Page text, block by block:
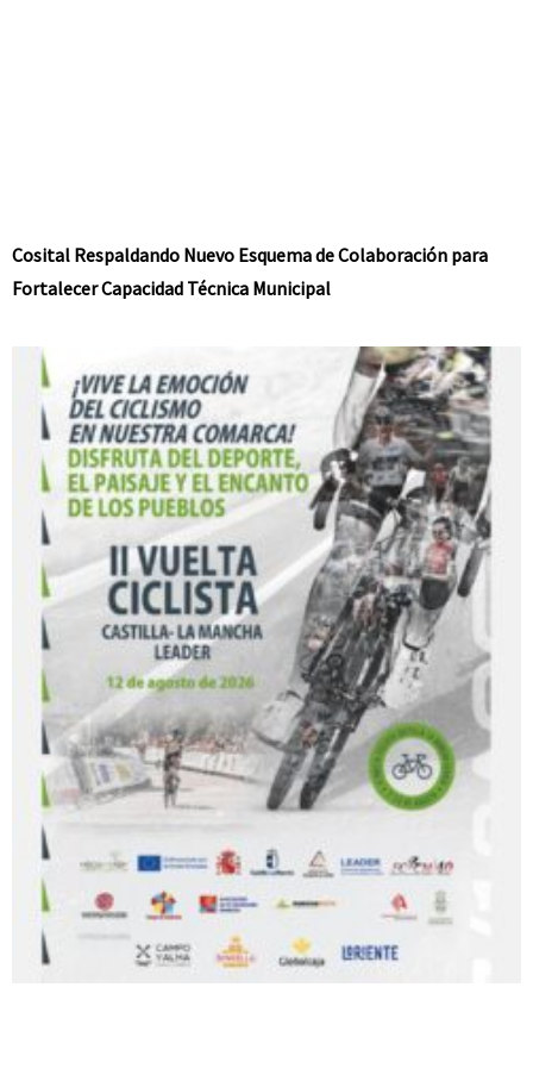
Cosital Respaldando Nuevo Esquema de Colaboración para
Fortalecer Capacidad Técnica Municipal